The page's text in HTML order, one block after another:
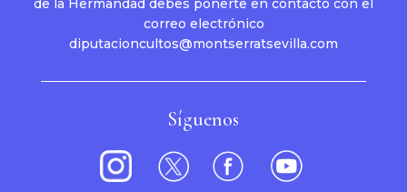
de la Hermandad debes ponerte en contacto con el
correo electrónico
diputacioncultos@montserratsevilla.com
Síguenos